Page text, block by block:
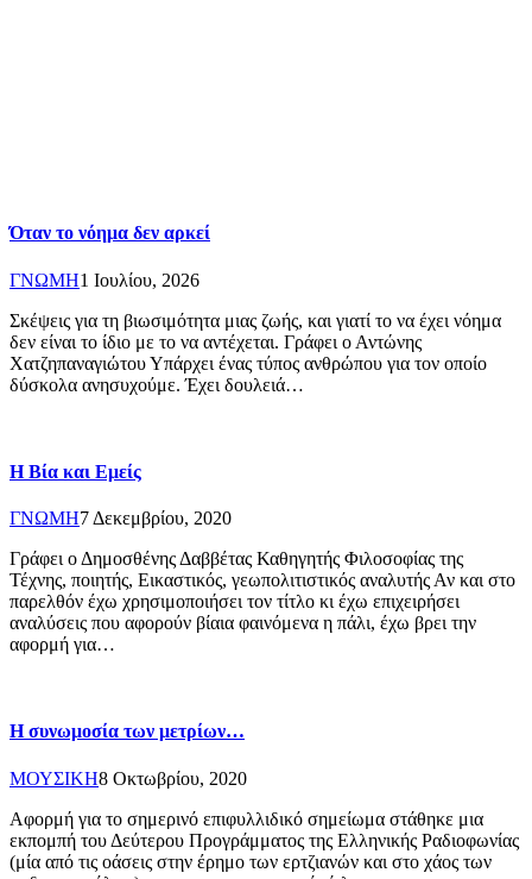
Όταν το νόημα δεν αρκεί
ΓΝΩΜΗ1 Ιουλίου, 2026
Σκέψεις για τη βιωσιμότητα μιας ζωής, και γιατί το να έχει νόημα
δεν είναι το ίδιο με το να αντέχεται. Γράφει ο Αντώνης
Χατζηπαναγιώτου Υπάρχει ένας τύπος ανθρώπου για τον οποίο
δύσκολα ανησυχούμε. Έχει δουλειά…
Η Βία και Εμείς
ΓΝΩΜΗ7 Δεκεμβρίου, 2020
Γράφει ο Δημοσθένης Δαββέτας Καθηγητής Φιλοσοφίας της
Τέχνης, ποιητής, Εικαστικός, γεωπολιτιστικός αναλυτής Αν και στο
παρελθόν έχω χρησιμοποιήσει τον τίτλο κι έχω επιχειρήσει
αναλύσεις που αφορούν βίαια φαινόμενα η πάλι, έχω βρει την
αφορμή για…
Η συνωμοσία των μετρίων…
ΜΟΥΣΙΚΗ8 Οκτωβρίου, 2020
Αφορμή για το σημερινό επιφυλλιδικό σημείωμα στάθηκε μια
εκπομπή του Δεύτερου Προγράμματος της Ελληνικής Ραδιοφωνίας
(μία από τις οάσεις στην έρημο των ερτζιανών και στο χάος των